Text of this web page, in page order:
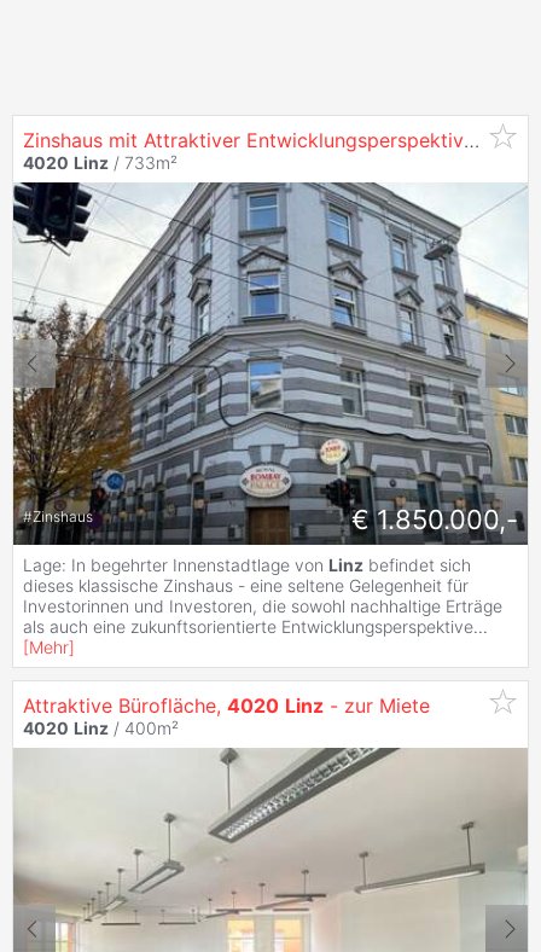
Zinshaus mit Attraktiver Entwicklungsperspektive in
4020 Linz / 733m²
#Zinshaus € 1.850.000,-
Lage: In begehrter Innenstadtlage von Linz befindet sich
dieses klassische Zinshaus - eine seltene Gelegenheit für
Investorinnen und Investoren, die sowohl nachhaltige Erträge
als auch eine zukunftsorientierte Entwicklungsperspektive...
[Mehr]
Attraktive Bürofläche, 4020 Linz - zur Miete
4020 Linz / 400m²